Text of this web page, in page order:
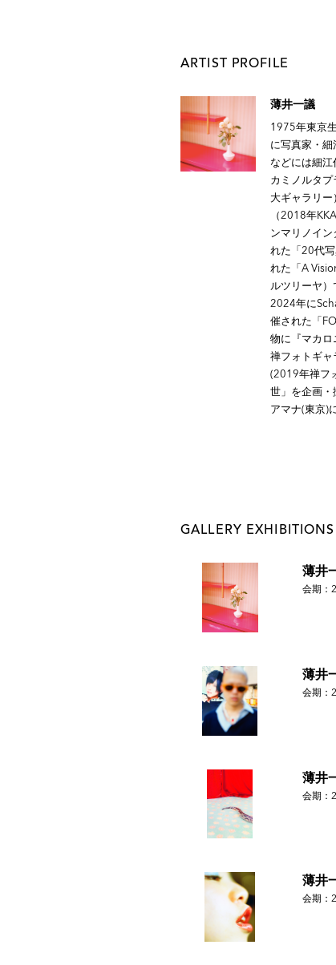
ARTIST PROFILE
薄井一議
1975年東京
に写真家・細
などには細
カミノルタ
大ギャラリ
（2018年
ンマリノイ
れた「20代
れた「A
ルツリーヤ
2024年に
催された「
物に『マカ
禅フォトギャ
(2019年禅フ
世」を企画・
アマナ(東京)
GALLERY EXHIBITIONS
薄井
会期：
薄井
会期：
薄井
会期：
薄井
会期：